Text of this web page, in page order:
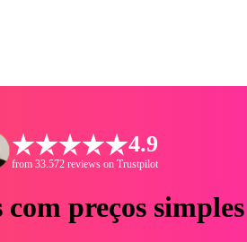
4.9
from 33.572 reviews on Trustpilot
com preços simples